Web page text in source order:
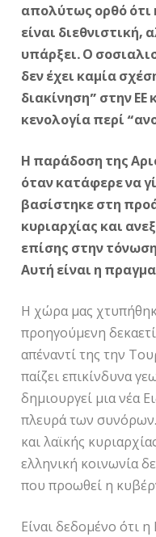
απολύτως ορθό ότι
είναι διεθνιστική,
υπάρξει. Ο
δεν έχει καμία
διακίνηση” στην ΕΕ
κενολογία περί
Η παράδοση της
όταν κατάφερε να
βασίστηκε στη
κυριαρχίας και
επίσης στην
Αυτή είναι η
Η χώρα μας
προηγούμενη
απέναντί της την
παίζει επικίνδυνα
δημιουργεί μια νέα
πλευρά των
και λαϊκής
ελληνική κοινωνία
που προωθεί η
Είναι δεδομένο ότι η